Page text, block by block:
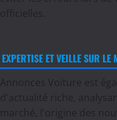
officielles.
EXPERTISE ET VEILLE SUR
Annonces Voiture est
d'actualité riche,
marché, l'origine des